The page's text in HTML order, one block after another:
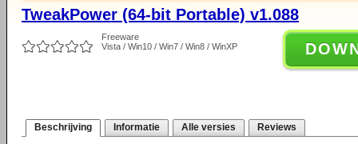
TweakPower (64-bit Portable) v1.088
Freeware
Vista / Win10 / Win7 / Win8 / WinXP
Beschrijving Informatie Alle versies Reviews